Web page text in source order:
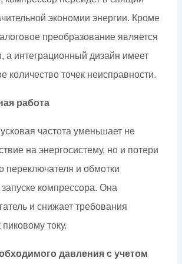
экономии энергии. Кроме
преобразование является
а интеграционный дизайн имеет
количество точек неисправности.
работа
частота уменьшает не
на энергосистему, но и потери
переключателя и обмотки
запуске компрессора. Она
и снижает требования
току.
давления с учетом